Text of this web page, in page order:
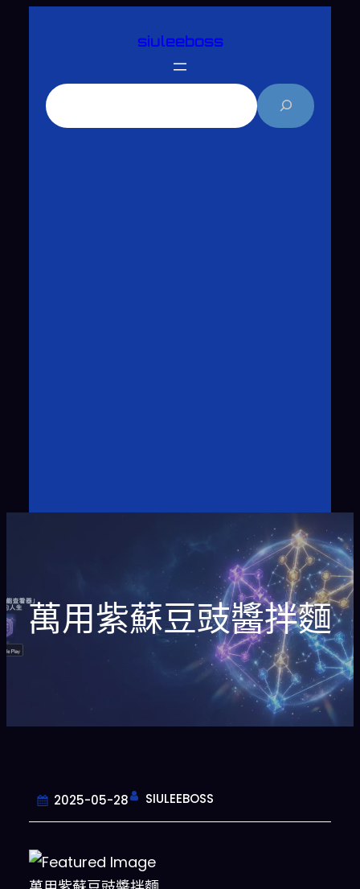
siuleeboss
萬用紫蘇豆豉醬拌麵
2025-05-28 SIULEEBOSS